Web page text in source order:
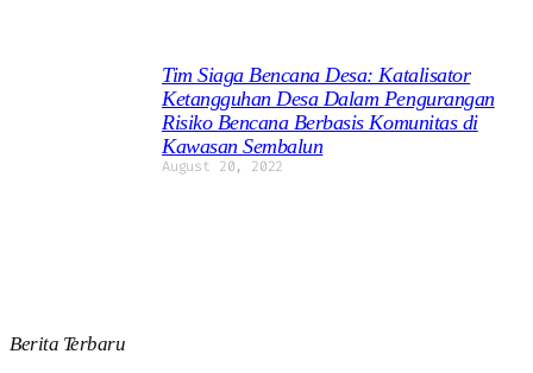
Tim Siaga Bencana Desa: Katalisator
Ketangguhan Desa Dalam Pengurangan
Risiko Bencana Berbasis Komunitas di
Kawasan Sembalun
August 20, 2022
Berita Terbaru